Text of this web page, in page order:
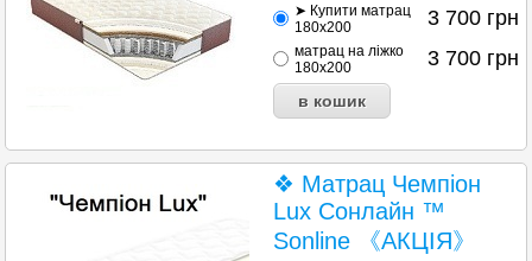
➤ Купити матрац
180х200
3 700 грн
матрац на ліжко
180х200
3 700 грн
❖ Матрац Чемпіон
Lux Сонлайн ™
Sonline 《АКЦІЯ》